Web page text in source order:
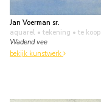
Jan Voerman sr.
aquarel • tekening • te koop
Wadend vee
bekijk kunstwerk